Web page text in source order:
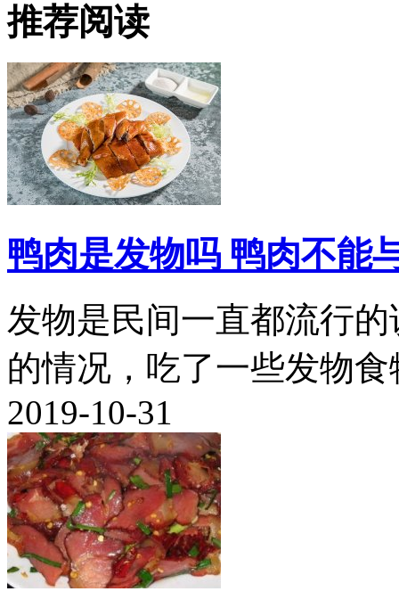
推荐阅读
鸭肉是发物吗 鸭肉不能
发物是民间一直都流行
的情况，吃了一些发物
2019-10-31